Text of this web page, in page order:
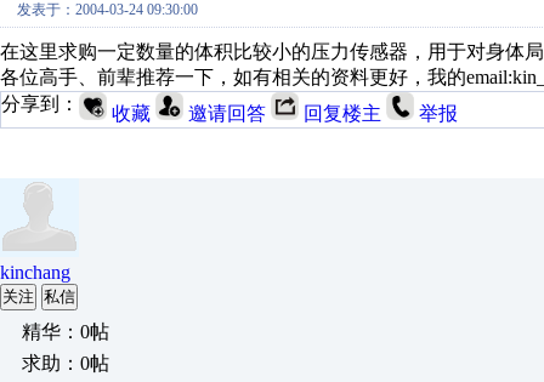
发表于：2004-03-24 09:30:00
在这里求购一定数量的体积比较小的压力传感器，用于对身体
各位高手、前辈推荐一下，如有相关的资料更好，我的
分享到：
收藏 邀请回答 回复楼主 举报
kinchang
关注 私信
精华：0帖
求助：0帖